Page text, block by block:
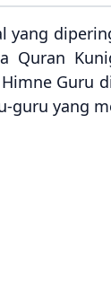
yang
Quran
Guru
guru yang